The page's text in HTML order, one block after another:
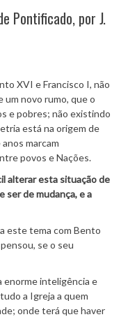
Pontificado, por J.
XVI e Francisco I, não
um novo rumo, que o
e pobres; não existindo
está na origem de
marcam
povos e Nações.
alterar esta situação de
ser de mudança, e a
este tema com Bento
se o seu
enorme inteligência e
a Igreja a quem
onde terá que haver